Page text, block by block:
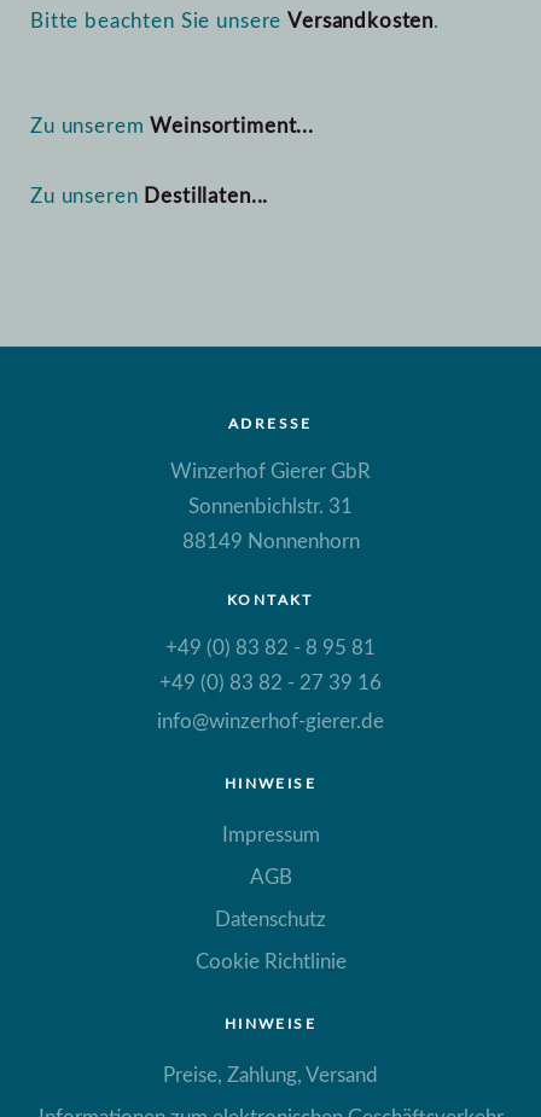
Bitte beachten Sie unsereVersandkosten.
Zu unseremWeinsortiment...
Zu unseren Destillaten...
ADRESSE
Winzerhof Gierer GbR
Sonnenbichlstr. 31
88149 Nonnenhorn
KONTAKT
+49 (0) 83 82 - 8 95 81
+49 (0) 83 82 - 27 39 16
info@winzerhof-gierer.de
HINWEISE
Impressum
AGB
Datenschutz
Cookie Richtlinie
HINWEISE
Preise, Zahlung, Versand